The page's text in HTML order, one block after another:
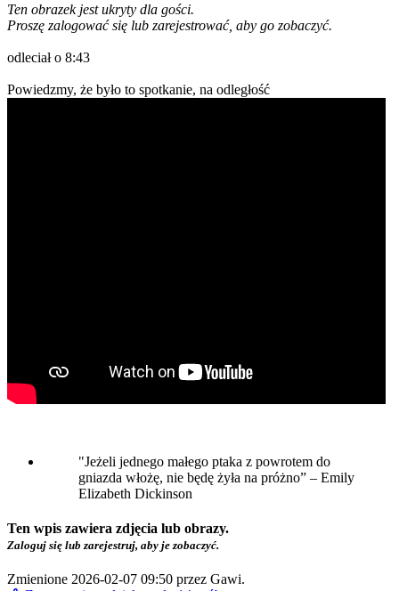
Ten obrazek jest ukryty dla gości.
Proszę zalogować się lub zarejestrować, aby go zobaczyć.
odleciał o 8:43
Powiedzmy, że było to spotkanie, na odległość
"Jeżeli jednego małego ptaka z powrotem do
gniazda włożę, nie będę żyła na próżno” – Emily
Elizabeth Dickinson
Ten wpis zawiera zdjęcia lub obrazy.
Zaloguj się lub zarejestruj, aby je zobaczyć.
Zmienione 2026-02-07 09:50 przez Gawi.